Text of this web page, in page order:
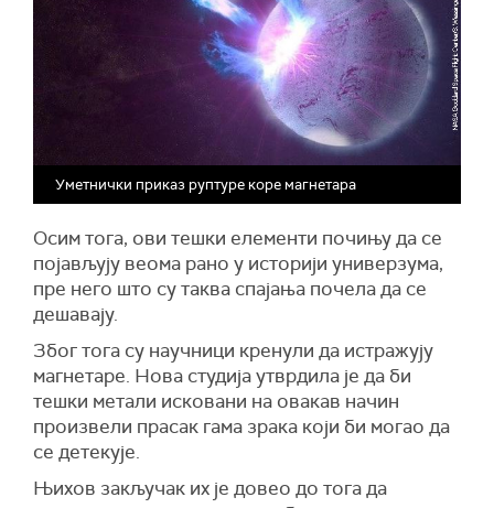
Уметнички приказ руптуре коре магнетара
Осим тога, ови тешки елементи почињу да се
појављују веома рано у историји универзума,
пре него што су таква спајања почела да се
дешавају.
Због тога су научници кренули да истражују
магнетаре. Нова студија утврдила је да би
тешки метали исковани на овакав начин
произвели прасак гама зрака који би могао да
се детекује.
Њихов закључак их је довео до тога да